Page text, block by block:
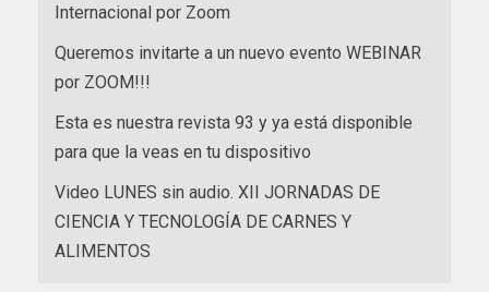
Internacional por Zoom
Queremos invitarte a un nuevo evento WEBINAR
por ZOOM!!!
Esta es nuestra revista 93 y ya está disponible
para que la veas en tu dispositivo
Video LUNES sin audio. XII JORNADAS DE
CIENCIA Y TECNOLOGÍA DE CARNES Y
ALIMENTOS